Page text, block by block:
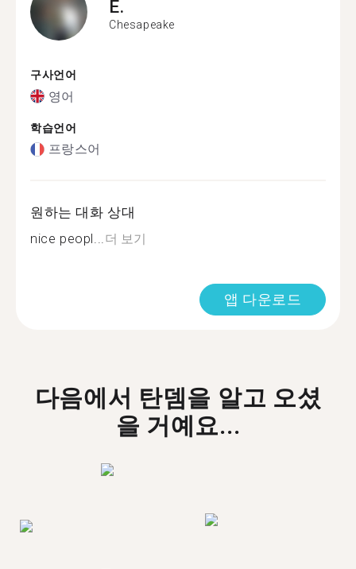
E.
Chesapeake
구사언어
영어
학습언어
프랑스어
원하는 대화 상대
nice peopl...더 보기
앱 다운로드
다음에서 탄뎀을 알고 오셨
을 거예요...